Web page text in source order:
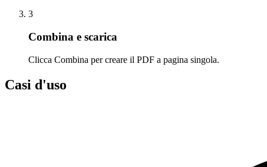
3
Combina e scarica
Clicca Combina per creare il PDF a pagina singola.
Casi d'uso